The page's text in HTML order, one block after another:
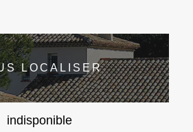
LOCALISER
indisponible